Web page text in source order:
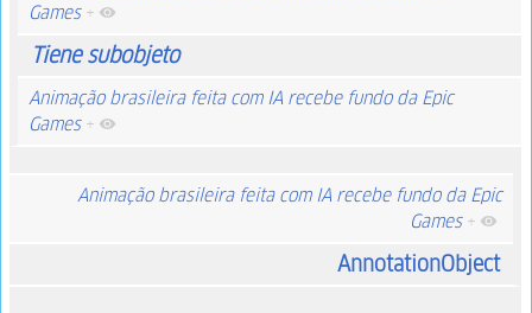
Games +
Tiene subobjeto
Animação brasileira feita com IA recebe fundo da Epic
Games +
Animação brasileira feita com IA recebe fundo da Epic
Games +
AnnotationObject